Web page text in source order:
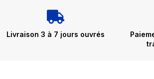
Livraison 3 à 7 jours ouvrés